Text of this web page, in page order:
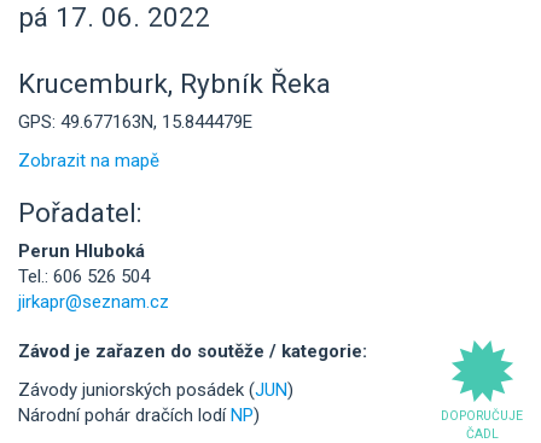
pá 17. 06. 2022
Krucemburk, Rybník Řeka
GPS: 49.677163N, 15.844479E
Zobrazit na mapě
Pořadatel:
Perun Hluboká
Tel.: 606 526 504
jirkapr@seznam.cz
DOPORUČUJE
ČADL
Závod je zařazen do soutěže / kategorie:
Závody juniorských posádek (JUN)
Národní pohár dračích lodíNP)